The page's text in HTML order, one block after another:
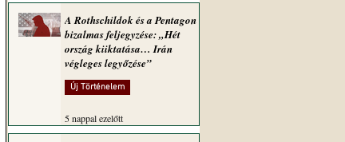
A Rothschildok és a Pentagon
bizalmas feljegyzése: „Hét
ország kiiktatása… Irán
végleges legyőzése”
Új Történelem
5 nappal ezelőtt